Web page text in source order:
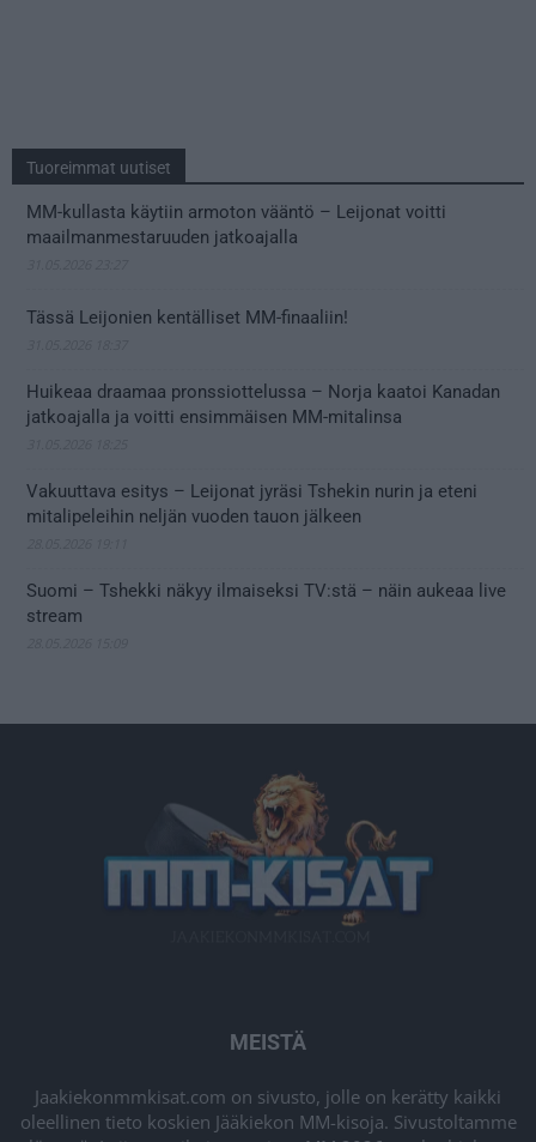
Tuoreimmat uutiset
MM-kullasta käytiin armoton vääntö – Leijonat voitti
maailmanmestaruuden jatkoajalla
Tässä Leijonien kentälliset MM-finaaliin!
Huikeaa draamaa pronssiottelussa – Norja kaatoi Kanadan
jatkoajalla ja voitti ensimmäisen MM-mitalinsa
Vakuuttava esitys – Leijonat jyräsi Tshekin nurin ja eteni
mitalipeleihin neljän vuoden tauon jälkeen
Suomi – Tshekki näkyy ilmaiseksi TV:stä – näin aukeaa live
stream
MEISTÄ
Jaakiekonmmkisat.com on sivusto, jolle on kerätty kaikki
oleellinen tieto koskien Jääkiekon MM-kisoja. Sivustoltamme